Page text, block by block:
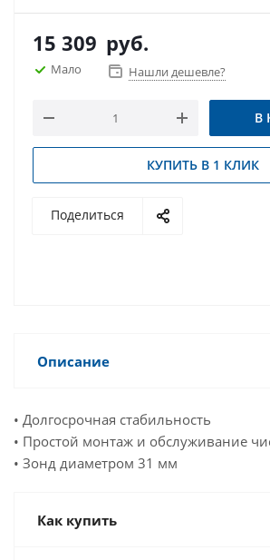
15 309 руб.
Мало Нашли дешевле?
В
КУПИТЬ В 1 КЛИК
Поделиться
Описание
• Долгосрочная стабильность
• Простой монтаж и обслуживание
• Зонд диаметром 31 мм
Как купить